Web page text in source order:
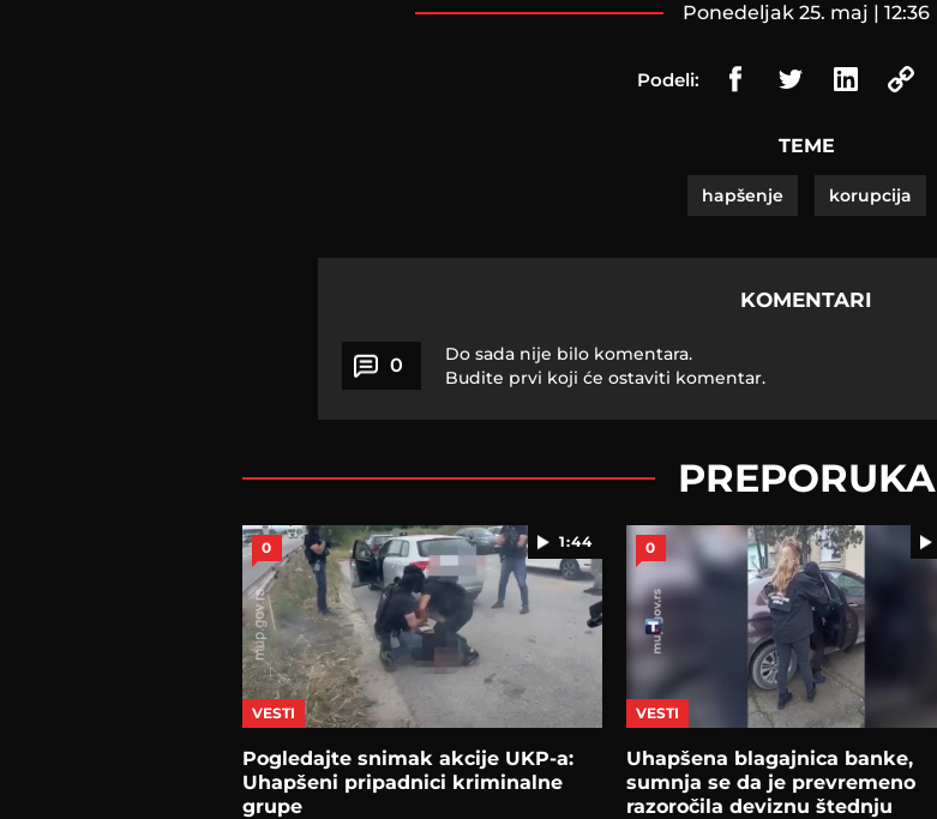
ponedeljak 25. maj | 12:36
Podeli:
TEME
hapšenje korupcija
KOMENTARI
0
Do sada nije bilo komentara.
Budite prvi koji će ostaviti komentar.
PREPORUKA
1:44
0
VESTI
Pogledajte snimak akcije UKP-a:
Uhapšeni pripadnici kriminalne
grupe
0
VESTI
Uhapšena blagajnica banke,
sumnja se da je prevremeno
razoročila deviznu štednju